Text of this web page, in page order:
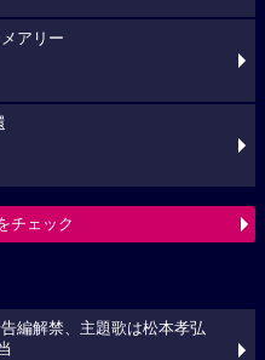
アリー
チェック
編解禁、主題歌は松本孝弘